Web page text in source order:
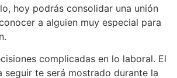
hoy podrás consolidar una unión
a alguien muy especial para
complicadas en lo laboral. El
seguir te será mostrado durante la